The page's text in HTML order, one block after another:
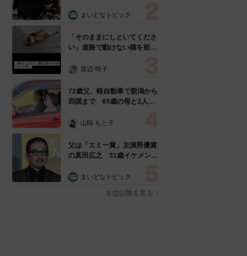
めらい 「痛いほど伝わる」
まいどなトピック
「そのままにしといてくださ
い」道路で動けない猫を前に
ようとした4日間 「命の重
表の訴え
渡辺 晴子
72歳父、軽自動車で新潟から
四国まで 65歳の母と2人で
憩まで分刻み… 「大学生で
山岡 もと子
父は「エミー賞」主演男優賞
の真田広之 31歳イケメン俳
「ガチヒロさんそっくり」
まいどなトピック
６位以降を見る